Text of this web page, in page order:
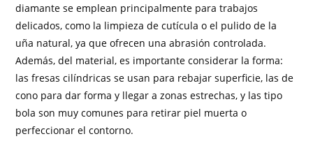
diamante se emplean principalmente para trabajos
delicados, como la limpieza de cutícula o el pulido de la
uña natural, ya que ofrecen una abrasión controlada.
Además, del material, es importante considerar la forma:
las fresas cilíndricas se usan para rebajar superficie, las de
cono para dar forma y llegar a zonas estrechas, y las tipo
bola son muy comunes para retirar piel muerta o
perfeccionar el contorno.